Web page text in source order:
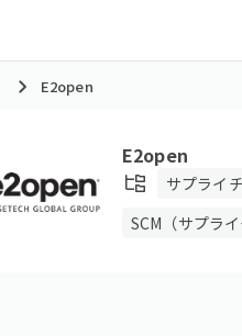
E2open
E2open
サプライ
SCM（サプラ